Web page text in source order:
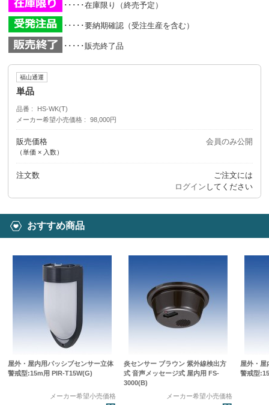
･････在庫限り（終売予定）
･････要納期確認（受注生産を含む）
･････販売終了品
福山通運
単品
品番
HS-WK(T)
メーカー希望小売価格
98,000円
販売価格
（単価 × 入数）
会員のみ公開
注文数
ご注文には
ログイン してください
おすすめ商品
屋外・屋内用パッシブセンサー立体
警戒型:15m用 PIR-T15W(G)
メーカー希望小売価格
炎センサー ブラウン 紫外線検出方
式 音声メッセージ式 屋内用 FS-
3000(B)
メーカー希望小売価格
屋外・屋
警戒型